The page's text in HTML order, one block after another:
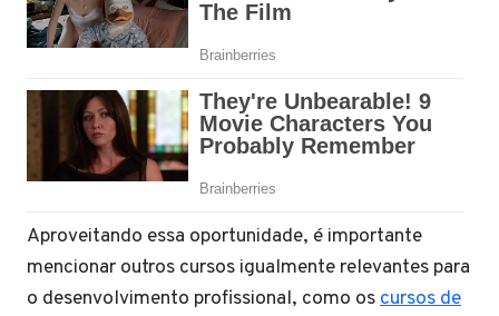
Aproveitando essa oportunidade, é importante
mencionar outros cursos igualmente relevantes para
o desenvolvimento profissional, como oscursos de